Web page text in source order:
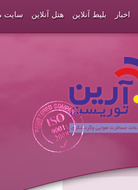
اخبار بلیط آنلاین هتل آنلاین سایت